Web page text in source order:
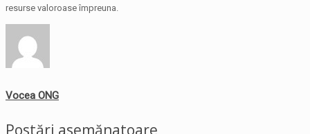
resurse valoroase împreuna.
Vocea ONG
Postări asemănatoare